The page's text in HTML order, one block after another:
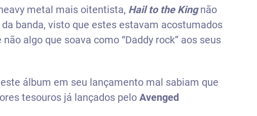
metal mais oitentista, Hail to the Kingnão
banda, visto que estes estavam acostumados
algo que soava como “Daddy rock” aos seus
álbum em seu lançamento mal sabiam que
tesouros já lançados pelo Avenged